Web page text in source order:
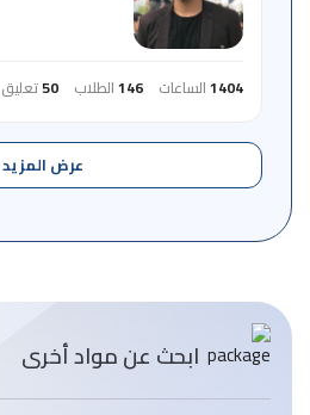
1404الساعات 146الطلاب 50تعليق
عرض المزيد
ابحث عن مواد أخرى